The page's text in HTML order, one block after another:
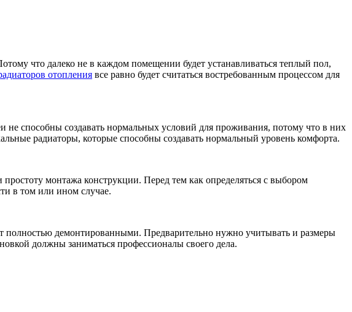
что далеко не в каждом помещении будет устанавливаться теплый пол,
отопления все равно будет считаться востребованным процессом для
не способны создавать нормальных условий для проживания, потому что в них
радиаторы, которые способны создавать нормальный уровень комфорта.
монтажа конструкции. Перед тем как определяться с выбором
в том или ином случае.
полностью демонтированными. Предварительно нужно учитывать и размеры
должны заниматься профессионалы своего дела.